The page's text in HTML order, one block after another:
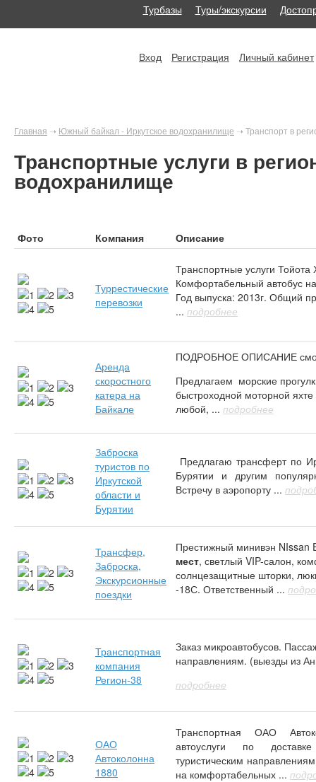
Турбазы Туры/экскурсии
Вход Регистрация Личный кабинет
Главная ➝ Южный байкал - Иркутское водохранилище ➝ Транспорт в
Транспортные услуги в
водохранилище
Фото Компания Описание
Туррестические
перевозки
Транспортные услуги Тойота
Комфортабельный автобус
Год выпуска: 2013г. Общий
... подробнее
Аренда
скоростного
катера на
Байкале
ПОДРОБНОЕ ОПИСАНИЕ
Предлагаем морские
быстроходной моторной
любой, ... подробнее
Заброска
туристов по
Иркутской
области и
Бурятии
Предлагаю трансферт по
Бурятии и другим
Встречу в аэропорту ...
Трансфер,
Заброска,
Экскурсионные
поездки
Престижный минивэн NIssan
мест, светлый VIP-салон,
солнцезащитные шторки,
-18С. Ответственный ...
Транспортная
компания
Регион-38
Заказ микроавтобусов.
направлениям. (выезды из
подробнее
ОАО
Автоколонна
1880
Транспортная ОАО
автоуслуги по
туристическим
на комфортабельных ...